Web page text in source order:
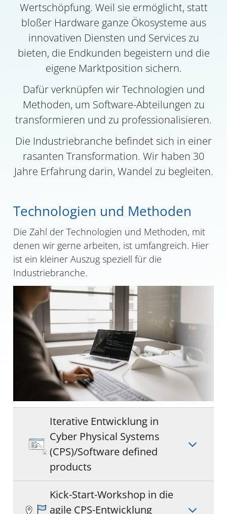
Wertschöpfung. Weil sie ermöglicht, statt
bloßer Hardware ganze Ökosysteme aus
innovativen Diensten und Services zu
bieten, die Endkunden begeistern und die
eigene Marktposition sichern.
Dafür verknüpfen wir Technologien und
Methoden, um Software-Abteilungen zu
transformieren und zu professionalisieren.
Die Industriebranche befindet sich in einer
rasanten Transformation. Wir haben 30
Jahre Erfahrung darin, Wandel zu begleiten.
Technologien und Methoden
Die Zahl der Technologien und Methoden, mit
denen wir gerne arbeiten, ist umfangreich. Hier
ist ein kleiner Auszug speziell für die
Industriebranche.
Iterative Entwicklung in
Cyber Physical Systems
(CPS)/Software defined
products
Kick-Start-Workshop in die
agile CPS-Entwicklung